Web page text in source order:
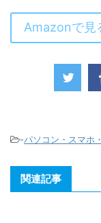
Amazonで見
-パソコン・スマホ
関連記事